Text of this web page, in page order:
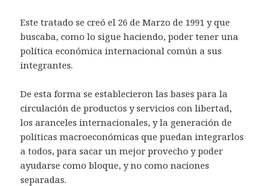
Este tratado se creó el 26 de Marzo de 1991 y que
buscaba, como lo sigue haciendo, poder tener una
política económica internacional común a sus
integrantes.
De esta forma se establecieron las bases para la
circulación de productos y servicios con libertad,
los aranceles internacionales, y la generación de
políticas macroeconómicas que puedan integrarlos
a todos, para sacar un mejor provecho y poder
ayudarse como bloque, y no como naciones
separadas.